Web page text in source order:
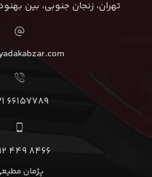
تهران، زنجان جنوبی، بین بهنود
66157789 021
8466 449 0912
پژمان